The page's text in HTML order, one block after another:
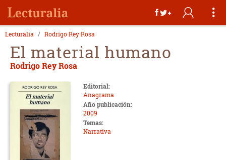
Lecturalia Rodrigo Rey Rosa
El material humano
Rodrigo Rey Rosa
Editorial:
Anagrama
Año publicación:
2009
Temas:
Narrativa